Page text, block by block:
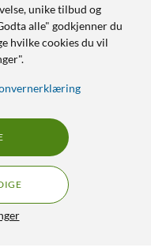
unike tilbud og
alle" godkjenner du
hvilke cookies du vil